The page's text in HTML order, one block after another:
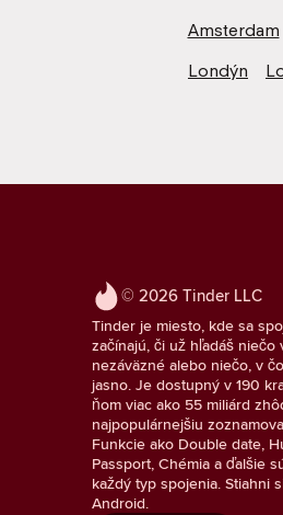
Amsterdam
Londýn
© 2026 Tinder LLC
Tinder je miesto, kde sa
začínajú, či už hľadáš niečo
nezáväzné alebo niečo, v
jasno. Je dostupný v 190
ňom viac ako 55 miliárd
najpopulárnejšiu
Funkcie ako Double date,
Passport, Chémia a ďalšie
každý typ spojenia. Stiahni
Android.